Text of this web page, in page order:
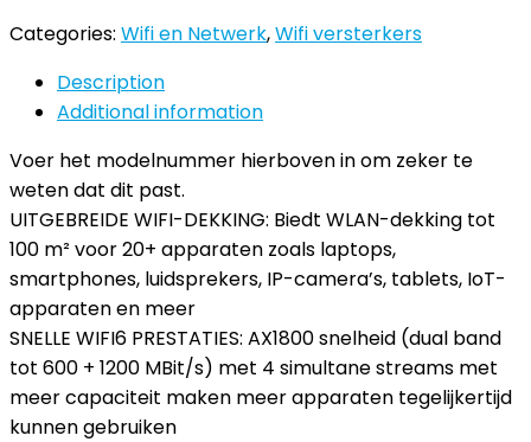
Categories: Wifi en Netwerk,Wifi versterkers
Description
Additional information
Voer het modelnummer hierboven in om zeker te
weten dat dit past.
UITGEBREIDE WIFI-DEKKING: Biedt WLAN-dekking tot
100 m² voor 20+ apparaten zoals laptops,
smartphones, luidsprekers, IP-camera’s, tablets, IoT-
apparaten en meer
SNELLE WIFI6 PRESTATIES: AX1800 snelheid (dual band
tot 600 + 1200 MBit/s) met 4 simultane streams met
meer capaciteit maken meer apparaten tegelijkertijd
kunnen gebruiken